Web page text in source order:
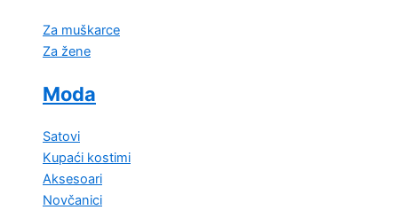
Za muškarce
Za žene
Moda
Satovi
Kupaći kostimi
Aksesoari
Novčanici